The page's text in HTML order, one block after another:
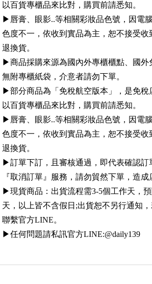
以百貨專櫃品來比對，購買前請悉知。
▶︎唇膏、眼影..等相關彩妝品色號，因電
色度不一，依收到實品為主，恕不接受
退換貨。
▶︎商品採購來源為國內外專櫃櫃點、國外
無附專櫃紙袋，介意者請勿下單。
▶︎部分商品為「免稅航空版本」，是免稅
以百貨專櫃品來比對，購買前請悉知。
▶︎唇膏、眼影..等相關彩妝品色號，因電
色度不一，依收到實品為主，恕不接受
退換貨。
▶︎訂單下訂，且審核通過，即代表確認訂
『取消訂單』服務，請勿貿然下單，造成
▶︎現貨商品：出貨流程需3-5個工作天，
天，以上皆不含假日;出貨恕不另行通知
聯繫官方LINE。
▶︎任何問題請私訊官方LINE:@daily139